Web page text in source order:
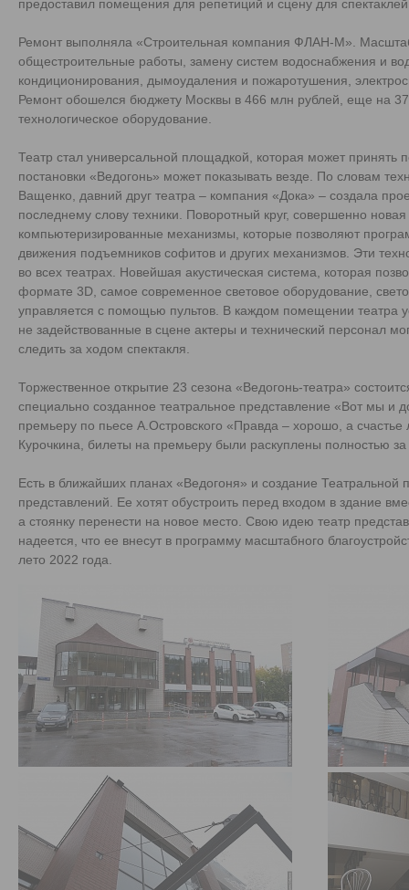
предоставил помещения для репетиций и сцену для
Ремонт выполняла «Строительная компания ФЛАН-М».
общестроительные работы, замену систем водоснабжения и
кондиционирования, дымоудаления и пожаротушения,
Ремонт обошелся бюджету Москвы в 466 млн рублей, еще на
технологическое оборудование.
Театр стал универсальной площадкой, которая может принять
постановки «Ведогонь» может показывать везде. По словам
Ващенко, давний друг театра – компания «Дока» – создала
последнему слову техники. Поворотный круг, совершенно
компьютеризированные механизмы, которые позволяют
движения подъемников софитов и других механизмов. Эти
во всех театрах. Новейшая акустическая система, которая
формате 3D, самое современное световое оборудование,
управляется с помощью пультов. В каждом помещении театра
не задействованные в сцене актеры и технический персонал
следить за ходом спектакля.
Торжественное открытие 23 сезона «Ведогонь-театра»
специально созданное театральное представление «Вот мы и
премьеру по пьесе А.Островского «Правда – хорошо, а
Курочкина, билеты на премьеру были раскуплены полностью
Есть в ближайших планах «Ведогоня» и создание Театральной
представлений. Ее хотят обустроить перед входом в здание
а стоянку перенести на новое место. Свою идею театр
надеется, что ее внесут в программу масштабного
лето 2022 года.